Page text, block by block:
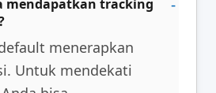
mendapatkan tracking
menerapkan
Untuk mendekati